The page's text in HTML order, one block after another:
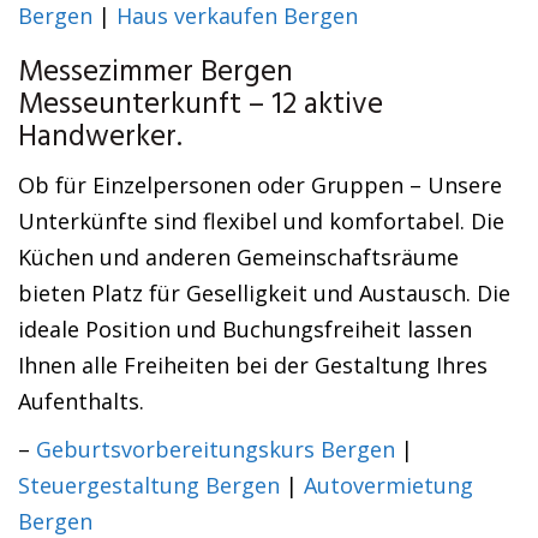
Bergen | Haus verkaufen Bergen
Messezimmer Bergen
Messeunterkunft – 12 aktive
Handwerker.
Ob für Einzelpersonen oder Gruppen – Unsere
Unterkünfte sind flexibel und komfortabel. Die
Küchen und anderen Gemeinschaftsräume
bieten Platz für Geselligkeit und Austausch. Die
ideale Position und Buchungsfreiheit lassen
Ihnen alle Freiheiten bei der Gestaltung Ihres
Aufenthalts.
– Geburtsvorbereitungskurs Bergen |
Steuergestaltung Bergen | Autovermietung
Bergen